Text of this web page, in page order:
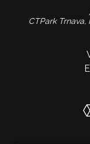
CTPark Trnava,